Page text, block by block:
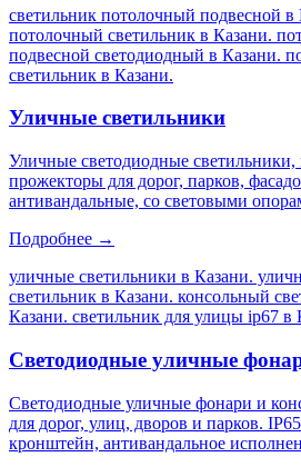
светильник потолочный подвесной в
потолочный светильник в Казани.
подвесной светодиодный в Казани.
светильник в Казани.
Уличные светильники
Уличные светодиодные светильники,
прожекторы для дорог, парков,
антивандальные, со световыми
Подробнее →
уличные светильники в Казани.
светильник в Казани. консольный
Казани. светильник для улицы ip67 в
Светодиодные уличные
Светодиодные уличные фонари и
для дорог, улиц, дворов и парков.
кронштейн, антивандальное